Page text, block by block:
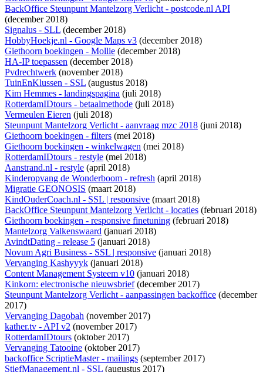
BackOffice Steunpunt Mantelzorg Verlicht - postcode.nl API
(december 2018)
Signalus - SLL (december 2018)
HobbyHoekje.nl - Google Maps v3 (december 2018)
Giethoorn boekingen - Mollie (december 2018)
HA-IP toepassen (december 2018)
Pvdrechtwerk (november 2018)
TuinEnKlussen - SSL (augustus 2018)
Kim Hemmes - landingspagina (juli 2018)
RotterdamIDtours - betaalmethode (juli 2018)
Vermeulen Eieren (juli 2018)
Steunpunt Mantelzorg Verlicht - aanvraag mzc 2018 (juni 2018)
Giethoorn boekingen - filters (mei 2018)
Giethoorn boekingen - winkelwagen (mei 2018)
RotterdamIDtours - restyle (mei 2018)
Aanstrand.nl - restyle (april 2018)
Kinderopvang de Wonderboom - refresh (april 2018)
Migratie GEONOSIS (maart 2018)
KindOuderCoach.nl - SSL | responsive (maart 2018)
BackOffice Steunpunt Mantelzorg Verlicht - locaties (februari 2018)
Giethoorn boekingen - responsive finetuning (februari 2018)
Mantelzorg Valkenswaard (januari 2018)
AvindtDating - release 5 (januari 2018)
Novum Agri Business - SSL | responsive (januari 2018)
Vervanging Kashyyyk (januari 2018)
Content Management Systeem v10 (januari 2018)
Kinkorn: electronische nieuwsbrief(december 2017)
Steunpunt Mantelzorg Verlicht - aanpassingen backoffice (december
2017)
Vervanging Dagobah (november 2017)
kather.tv - API v2 (november 2017)
RotterdamIDtours (oktober 2017)
Vervanging Tatooine (oktober 2017)
backoffice ScriptieMaster - mailings (september 2017)
StiefManagement.nl - SSL (augustus 2017)